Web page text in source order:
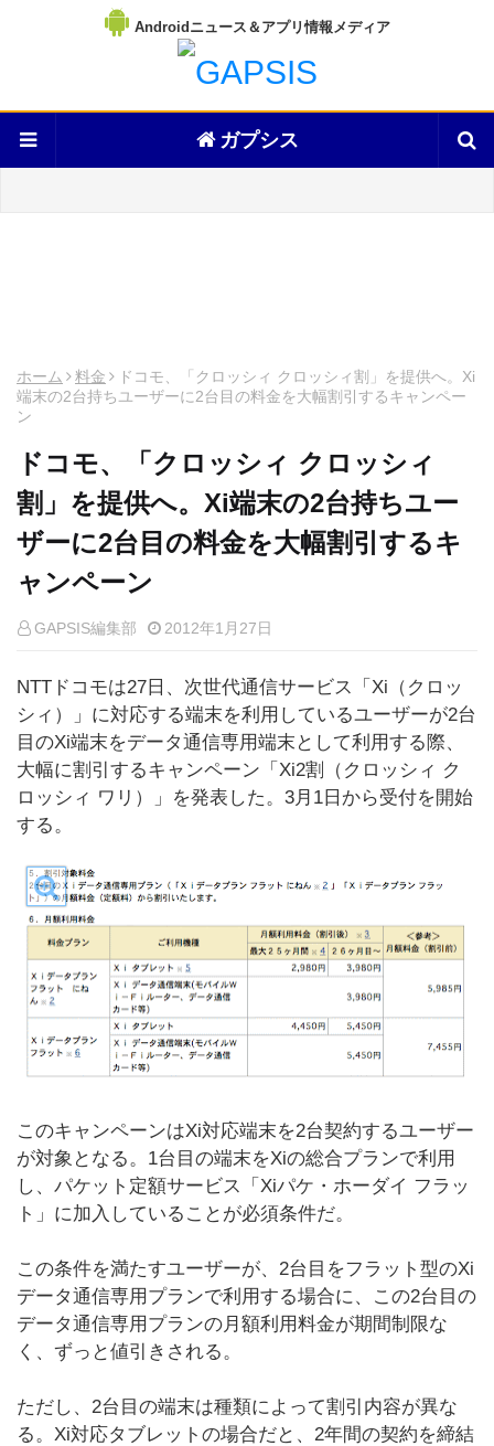
Androidニュース＆アプリ情報メディア
ガプシス
ホーム 料金
ドコモ、「クロッシィ クロッシィ割」を提供へ。Xi
端末の2台持ちユーザーに2台目の料金を大幅割引するキャンペー
ン
ドコモ、「クロッシィ クロッシィ
割」を提供へ。Xi端末の2台持ちユー
ザーに2台目の料金を大幅割引するキ
ャンペーン
GAPSIS編集部 2012年1月27日
NTTドコモは27日、次世代通信サービス「Xi（クロッ
シィ）」に対応する端末を利用しているユーザーが2台
目のXi端末をデータ通信専用端末として利用する際、
大幅に割引するキャンペーン「Xi2割（クロッシィ ク
ロッシィ ワリ）」を発表した。3月1日から受付を開始
する。
このキャンペーンはXi対応端末を2台契約するユーザー
が対象となる。1台目の端末をXiの総合プランで利用
し、パケット定額サービス「Xiパケ・ホーダイ フラッ
ト」に加入していることが必須条件だ。
この条件を満たすユーザーが、2台目をフラット型のXi
データ通信専用プランで利用する場合に、この2台目の
データ通信専用プランの月額利用料金が期間制限な
く、ずっと値引きされる。
ただし、2台目の端末は種類によって割引内容が異な
る。Xi対応タブレットの場合だと、2年間の契約を締結